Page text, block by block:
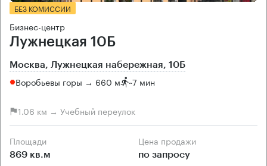
БЕЗ КОМИССИИ
Бизнес-центр
Лужнецкая 10Б
Москва, Лужнецкая набережная, 10Б
Воробьевы горы → 660 м ~7 мин
1.06 км → Учебный переулок
Площади
869 кв.м
Цена продажи
по запросу